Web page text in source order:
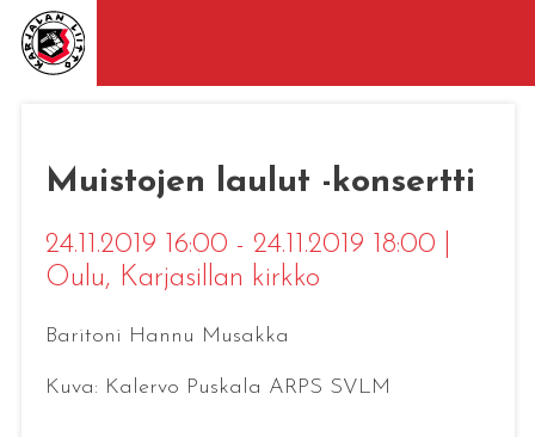
Muistojen laulut -konsertti
24.11.2019 16:00 - 24.11.2019 18:00
Oulu, Karjasillan kirkko
Baritoni Hannu Musakka
Kuva: Kalervo Puskala ARPS SVLM